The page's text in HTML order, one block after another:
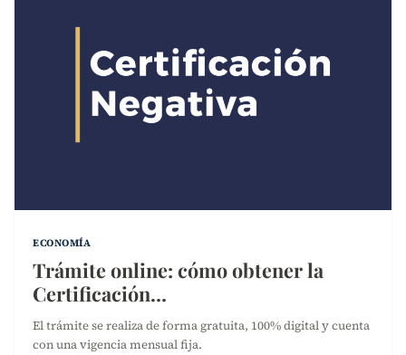
ECONOMÍA
Trámite online: cómo obtener la
Certificación…
El trámite se realiza de forma gratuita, 100% digital y cuenta
con una vigencia mensual fija.